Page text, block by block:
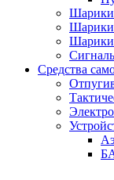
Средства